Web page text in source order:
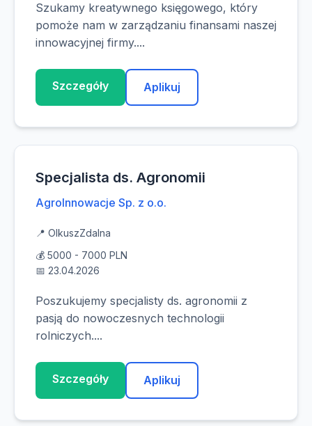
Szukamy kreatywnego księgowego, który
pomoże nam w zarządzaniu finansami naszej
innowacyjnej firmy....
Szczegóły Aplikuj
Specjalista ds. Agronomii
AgroInnowacje Sp. z o.o.
📍 OlkuszZdalna
💰 5000 - 7000 PLN
📅 23.04.2026
Poszukujemy specjalisty ds. agronomii z
pasją do nowoczesnych technologii
rolniczych....
Szczegóły Aplikuj